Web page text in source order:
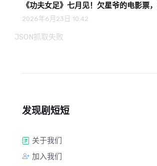
《功夫女足》七月见！欠星爷的电影票
2026年6月23日 10:42
JSON抓取失败
发现剧短短
关于我们
加入我们